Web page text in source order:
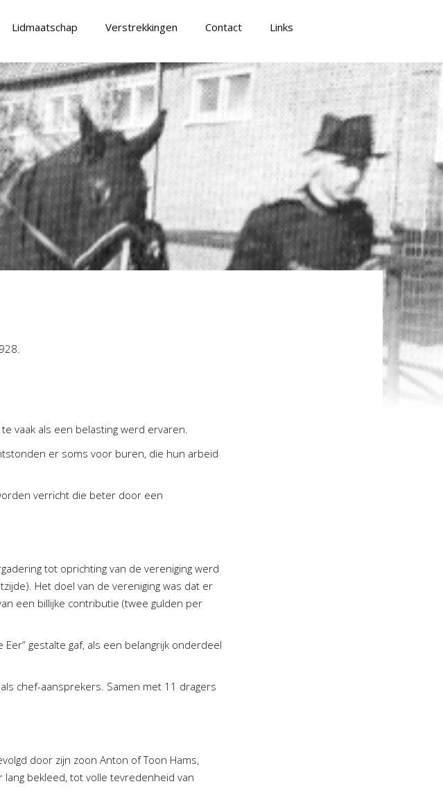
Lidmaatschap Verstrekkingen Contact Links
vaak als een belasting werd ervaren.
er soms voor buren, die hun arbeid
verricht die beter door een
tot oprichting van de vereniging werd
Het doel van de vereniging was dat er
een billijke contributie (twee gulden per
gestalte gaf, als een belangrijk onderdeel
chef-aansprekers. Samen met 11 dragers
door zijn zoon Anton of Toon Hams,
bekleed, tot volle tevredenheid van